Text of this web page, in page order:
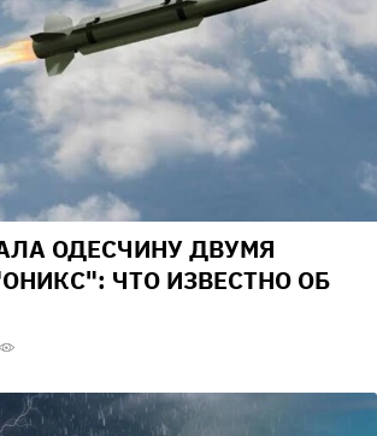
ОДЕСЧИНУ ДВУМЯ
ЧТО ИЗВЕСТНО ОБ